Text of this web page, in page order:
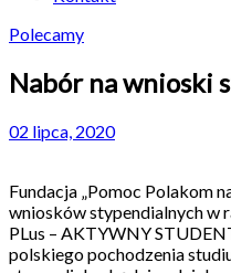
Polecamy
Nabór na wnioski
02 lipca, 2020
Fundacja „Pomoc Polakom
wniosków stypendialnych w
PLus – AKTYWNY
polskiego pochodzenia